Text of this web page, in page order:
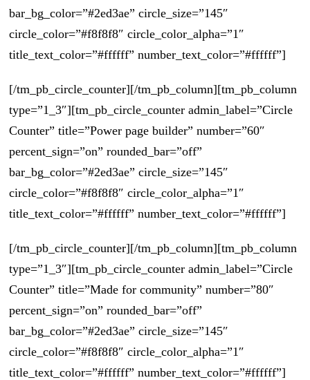
bar_bg_color=”#2ed3ae” circle_size=”145″
circle_color=”#f8f8f8″ circle_color_alpha=”1″
title_text_color=”#ffffff” number_text_color=”#ffffff”]
[/tm_pb_circle_counter][/tm_pb_column][tm_pb_column
type=”1_3″][tm_pb_circle_counter admin_label=”Circle
Counter” title=”Power page builder” number=”60″
percent_sign=”on” rounded_bar=”off”
bar_bg_color=”#2ed3ae” circle_size=”145″
circle_color=”#f8f8f8″ circle_color_alpha=”1″
title_text_color=”#ffffff” number_text_color=”#ffffff”]
[/tm_pb_circle_counter][/tm_pb_column][tm_pb_column
type=”1_3″][tm_pb_circle_counter admin_label=”Circle
Counter” title=”Made for community” number=”80″
percent_sign=”on” rounded_bar=”off”
bar_bg_color=”#2ed3ae” circle_size=”145″
circle_color=”#f8f8f8″ circle_color_alpha=”1″
title_text_color=”#ffffff” number_text_color=”#ffffff”]